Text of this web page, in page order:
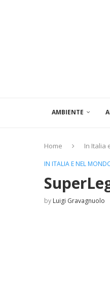
AMBIENTE
Home In Italia
IN ITALIA E NEL
by Luigi Gravagnuolo